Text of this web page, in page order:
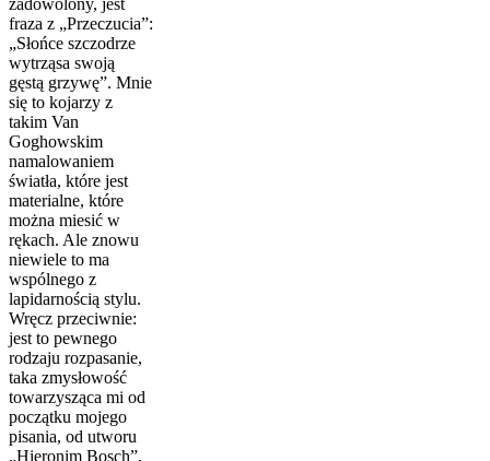
zadowolony, jest
fraza z „Przeczucia”:
„Słońce szczodrze
wytrząsa swoją
gęstą grzywę”. Mnie
się to kojarzy z
takim Van
Goghowskim
namalowaniem
światła, które jest
materialne, które
można miesić w
rękach. Ale znowu
niewiele to ma
wspólnego z
lapidarnością stylu.
Wręcz przeciwnie:
jest to pewnego
rodzaju rozpasanie,
taka zmysłowość
towarzysząca mi od
początku mojego
pisania, od utworu
„Hieronim Bosch”,